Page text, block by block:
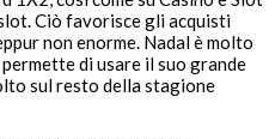
Ciò favorisce gli acquisti
non enorme. Nadal è molto
di usare il suo grande
sul resto della stagione